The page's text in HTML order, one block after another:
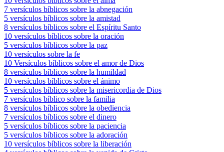
7 versículos bíblicos sobre la abnegación
5 versículos bíblicos sobre la amistad
8 versículos bíblicos sobre el Espíritu Santo
10 versículos bíblicos sobre la oración
5 versículos bíblicos sobre la paz
10 versículos sobre la fe
10 Versículos bíblicos sobre el amor de Dios
8 versículos bíblicos sobre la humildad
10 versículos bíblicos sobre el ánimo
5 versículos bíblicos sobre la misericordia de Dios
7 versículos bíblico sobre la familia
8 versículos bíblicos sobre la obediencia
7 versículos bíblicos sobre el dinero
5 versículos bíblicos sobre la paciencia
5 versículos bíblicos sobre la adoración
10 versículos bíblicos sobre la liberación